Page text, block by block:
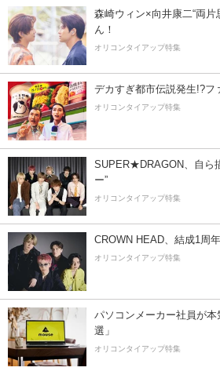
森崎ウィン×向井康二“両片
ん！
オリコンタイアップ特集
デカすぎ都市伝説発生!?フ
オリコンタイアップ特集
SUPER★DRAGON、自ら
ー”
オリコンタイアップ特集
CROWN HEAD、結成1周
オリコンタイアップ特集
パソコンメーカー社員が
選」
オリコンタイアップ特集